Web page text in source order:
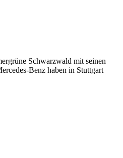
Schwarzwald mit seinen
Benz haben in Stuttgart